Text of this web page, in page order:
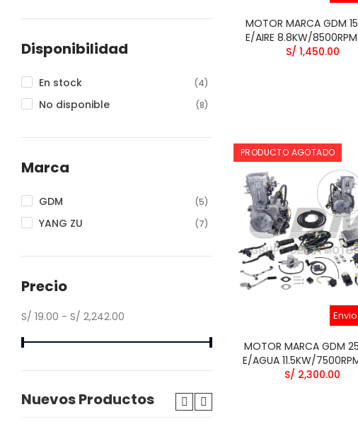
MOTOR MARCA GDM
E/AIRE 8.8KW/
S/ 1,450.00
PRODUCTO AGOTADO
MOTOR MARCA GDM
E/AGUA 11.5KW/
S/ 2,300.00
Disponibilidad
En stock (4)
No disponible (8)
Marca
GDM (5)
YANG ZU (7)
Precio
S/ 19.00 - S/ 2,242.00
Nuevos Productos